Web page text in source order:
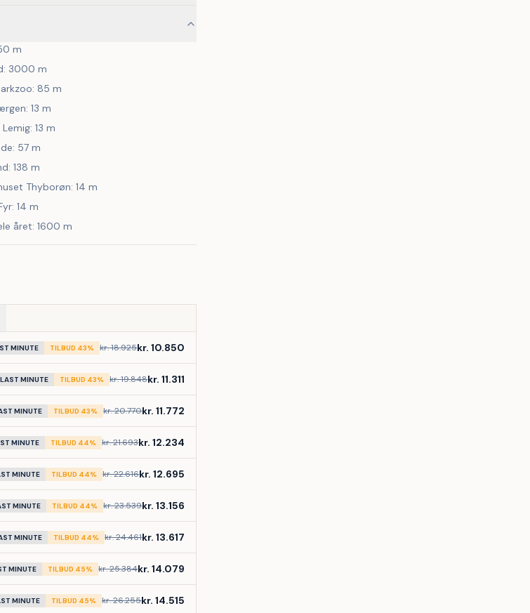
m
3000 m
85 m
13 m
13 m
57 m
138 m
Thyborøn: 14 m
14 m
året: 1600 m
MINUTE TILBUD 43% kr. 18.925kr. 10.850
LAST MINUTE TILBUD 43% kr. 19.848kr. 11.311
MINUTE TILBUD 43% kr. 20.770kr. 11.772
MINUTE TILBUD 44% kr. 21.693kr. 12.234
MINUTE TILBUD 44% kr. 22.616kr. 12.695
MINUTE TILBUD 44% kr. 23.539kr. 13.156
MINUTE TILBUD 44% kr. 24.461kr. 13.617
MINUTE TILBUD 45% kr. 25.384kr. 14.079
MINUTE TILBUD 45% kr. 26.255kr. 14.515